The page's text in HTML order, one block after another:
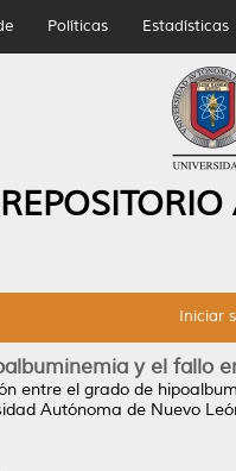
Políticas Estadísticas
Iniciar
y el fallo
entre el grado de
Autónoma de Nuevo